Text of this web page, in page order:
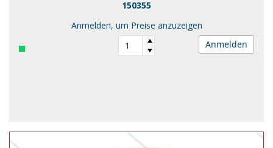
150355
Anmelden, um Preise anzuzeigen
Anmelden